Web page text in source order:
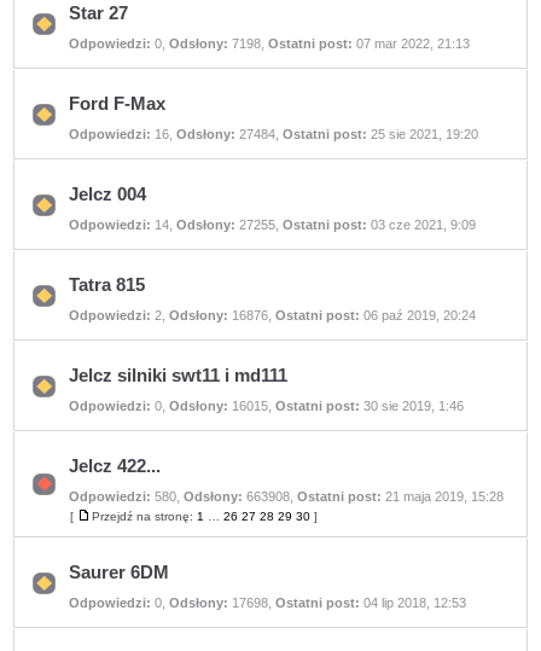
Nie
nieprzeczytanych
Star 27
Odpowiedzi: 0 ,Odsłony: 7198 ,Ostatni post: 07 mar 2022, 21:13
Nie
nieprzeczytanych
Ford F-Max
Odpowiedzi: 16 ,Odsłony: 27484 ,Ostatni post: 25 sie 2021, 19:20
Nie
nieprzeczytanych
Jelcz 004
Odpowiedzi: 14 ,Odsłony: 27255 ,Ostatni post: 03 cze 2021, 9:09
Nie
nieprzeczytanych
Tatra 815
Odpowiedzi: 2 ,Odsłony: 16876 ,Ostatni post: 06 paź 2019, 20:24
Nie
nieprzeczytanych
Jelcz silniki swt11 i md111
Odpowiedzi: 0 ,Odsłony: 16015 ,Ostatni post: 30 sie 2019, 1:46
Nie
ma
postów
Jelcz 422...
Odpowiedzi: 580 ,Odsłony: 663908 ,Ostatni post: 21 maja 2019, 15:28
[
Przejdź
na
Przejdź na stronę: 1 …26 27 28 29 30 ]
Nie
nieprzeczytanych
Saurer 6DM
Odpowiedzi: 0 ,Odsłony: 17698 ,Ostatni post: 04 lip 2018, 12:53